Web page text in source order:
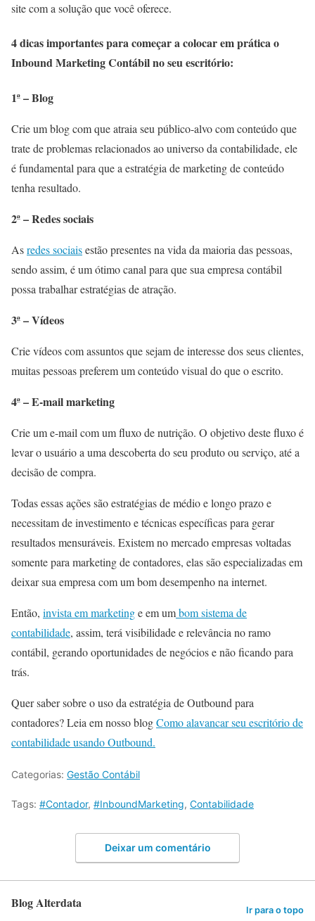
site com a solução que você oferece.
4 dicas importantes para começar a colocar em prática o
Inbound Marketing Contábil no seu escritório:
1ª – Blog
Crie um blog com que atraia seu público-alvo com conteúdo que
trate de problemas relacionados ao universo da contabilidade, ele
é fundamental para que a estratégia de marketing de conteúdo
tenha resultado.
2ª – Redes sociais
Asredes sociaisestão presentes na vida da maioria das pessoas,
sendo assim, é um ótimo canal para que sua empresa contábil
possa trabalhar estratégias de atração.
3ª – Vídeos
Crie vídeos com assuntos que sejam de interesse dos seus clientes,
muitas pessoas preferem um conteúdo visual do que o escrito.
4ª –E-mail marketing
Crie um e-mail com um fluxo de nutrição. O objetivo deste fluxo é
levar o usuário a uma descoberta do seu produto ou serviço, até a
decisão de compra.
Todas essas ações são estratégias de médio e longo prazo e
necessitam de investimento e técnicas específicas para gerar
resultados mensuráveis. Existem no mercado empresas voltadas
somente para marketing de contadores, elas são especializadas em
deixar sua empresa com um bom desempenho na internet.
Então, invista em marketinge em umbom sistema de
contabilidade, assim, terá visibilidade e relevância no ramo
contábil, gerando oportunidades de negócios e não ficando para
trás.
Quer saber sobre o uso da estratégia de Outbound para
contadores? Leia em nosso blogComo alavancar seu escritório de
contabilidade usando Outbound.
Categorias: Gestão Contábil
Tags: #Contador, #InboundMarketing, Contabilidade
Deixar um comentário
Blog Alterdata Ir para o topo